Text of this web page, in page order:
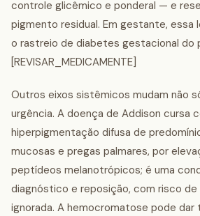
controle glicêmico e ponderal — e
pigmento residual. Em gestante, essa
o rastreio de diabetes gestacional do
[REVISAR_MEDICAMENTE]
Outros eixos sistêmicos mudam não
urgência. A doença de Addison cursa
hiperpigmentação difusa de
mucosas e pregas palmares, por
peptídeos melanotrópicos; é uma
diagnóstico e reposição, com risco de
ignorada. A hemocromatose pode